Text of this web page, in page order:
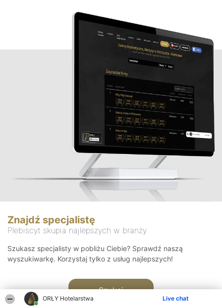
ORŁY Hotelarstwa Live chat
Znajdź specjalistę
Plebiscyt skupia najlepszych w branży
Szukasz specjalisty w pobliżu Ciebie? Sprawdź naszą
wyszukiwarkę. Korzystaj tylko z usług najlepszych!
Szukaj